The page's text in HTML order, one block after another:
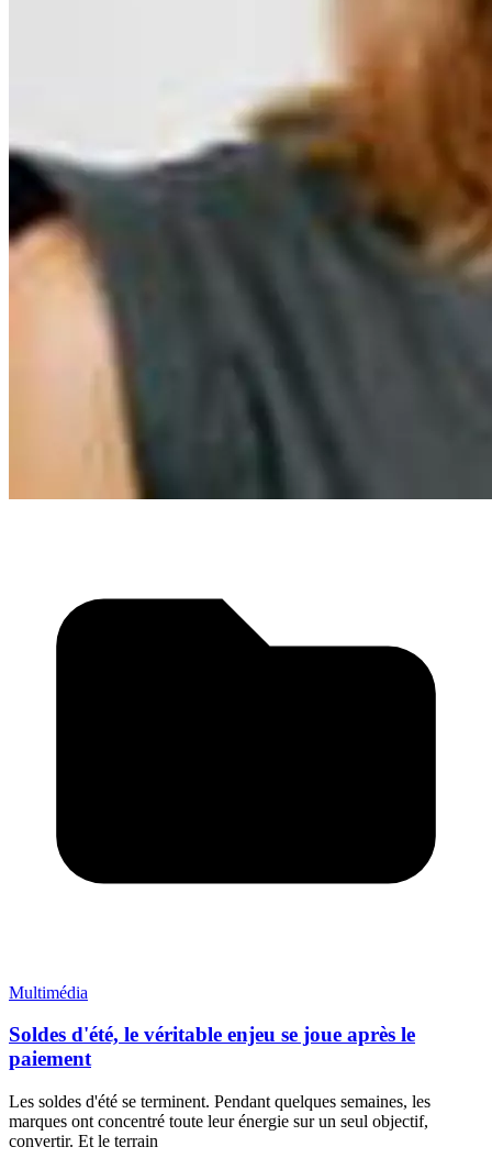
Multimédia
Soldes d'été, le véritable enjeu se joue après le
paiement
Les soldes d'été se terminent. Pendant quelques semaines, les
marques ont concentré toute leur énergie sur un seul objectif,
convertir. Et le terrain